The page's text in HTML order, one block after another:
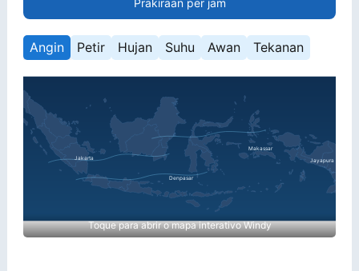
Prakiraan per jam
Angin Petir Hujan Suhu Awan Tekanan
Toque para abrir o mapa interativo Windy